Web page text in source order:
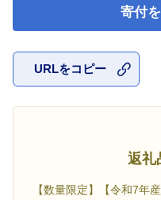
寄付
URLをコピー
返礼
【数量限定】【令和7年産